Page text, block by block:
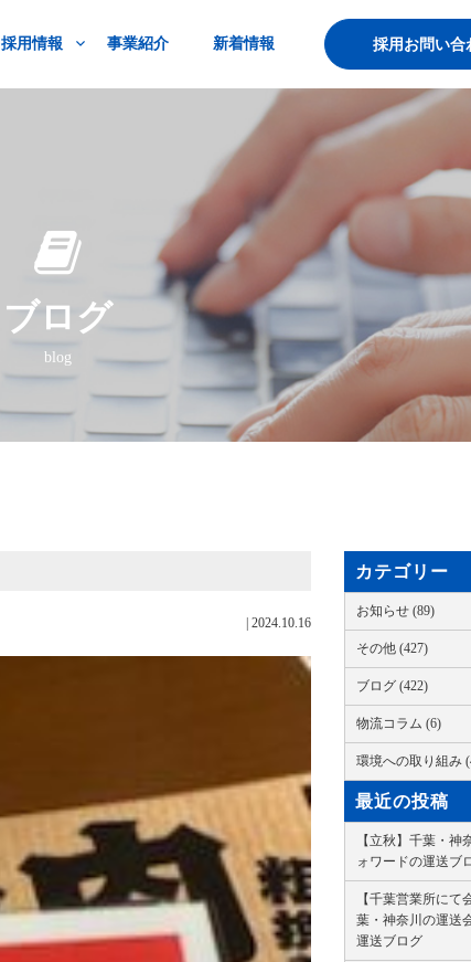
採用情報 事業紹介 新着情報 採用お問い合
ブログ
blog
2024.10.16
カテゴリー
お知らせ (89)
その他 (427)
ブログ (422)
物流コラム (6)
環境への取り組み
最近の投稿
【立秋】千葉・神
ォワードの運送ブ
【千葉営業所に
葉・神奈川の運送
運送ブログ